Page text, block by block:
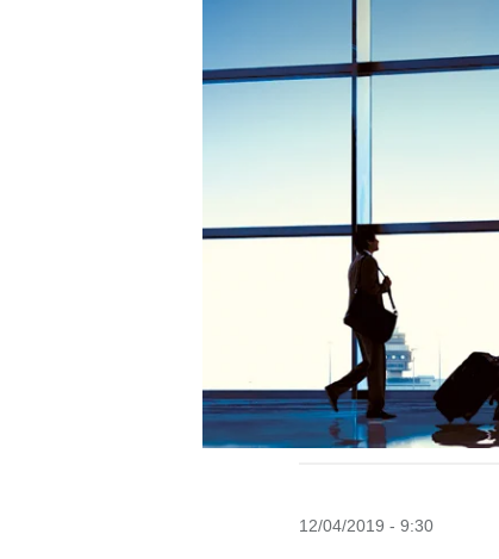
12/04/2019 - 9:30